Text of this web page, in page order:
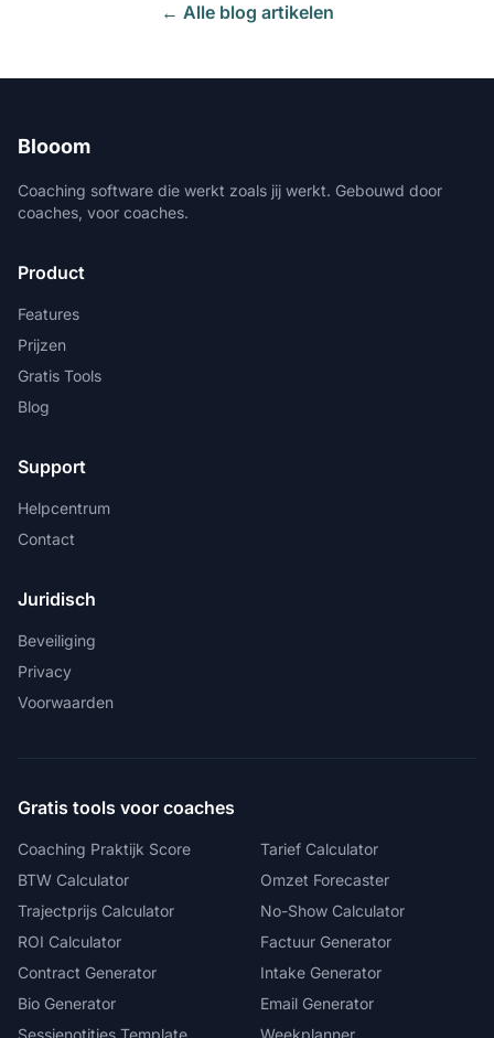
← Alle blog artikelen
Blooom
Coaching software die werkt zoals jij werkt. Gebouwd door
coaches, voor coaches.
Product
Features
Prijzen
Gratis Tools
Blog
Support
Helpcentrum
Contact
Juridisch
Beveiliging
Privacy
Voorwaarden
Gratis tools voor coaches
Coaching Praktijk Score
Tarief Calculator
BTW Calculator
Omzet Forecaster
Trajectprijs Calculator
No-Show Calculator
ROI Calculator
Factuur Generator
Contract Generator
Intake Generator
Bio Generator
Email Generator
Sessienotities Template
Weekplanner